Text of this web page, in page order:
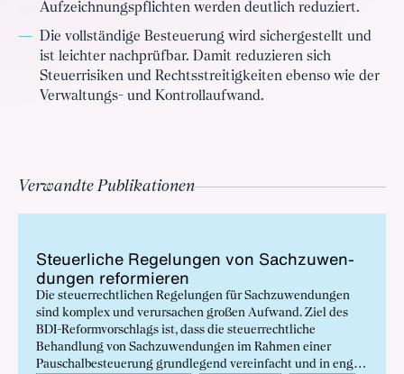
Aufzeichnungspflichten werden deutlich reduziert.
Die vollständige Besteuerung wird sichergestellt und
ist leichter nachprüfbar. Damit reduzieren sich
Steuerrisiken und Rechtsstreitigkeiten ebenso wie der
Verwaltungs- und Kontrollaufwand.
Verwandte Publikationen
Steu­er­li­che Re­ge­lun­gen von Sach­zu­wen­
dun­gen re­for­mie­ren
Die steuerrechtlichen Regelungen für Sachzuwendungen
sind komplex und verursachen großen Aufwand. Ziel des
BDI-Reformvorschlags ist, dass die steuerrechtliche
Behandlung von Sachzuwendungen im Rahmen einer
Pauschalbesteuerung grundlegend vereinfacht und in enger